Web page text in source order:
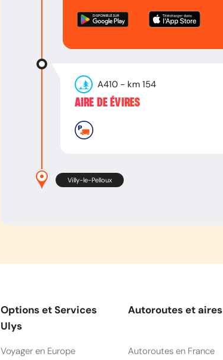
A410- km 154
AIRE DE ÉVIRES
Villy-le-Pelloux
Options et Services
Ulys
Voyager en Europe
Autoroutes et aires
Autoroutes en France